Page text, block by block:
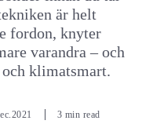
är helt
fordon, knyter
varandra – och
klimatsmart.
3 min read